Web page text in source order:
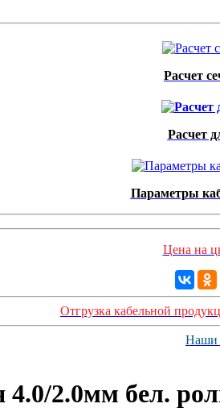
Расчет
Расчет
Параметры
Цена на
Отгрузка кабельной
Наши
2.0мм бел.